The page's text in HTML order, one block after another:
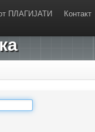
ПЛАГИЈАТИ Контакт